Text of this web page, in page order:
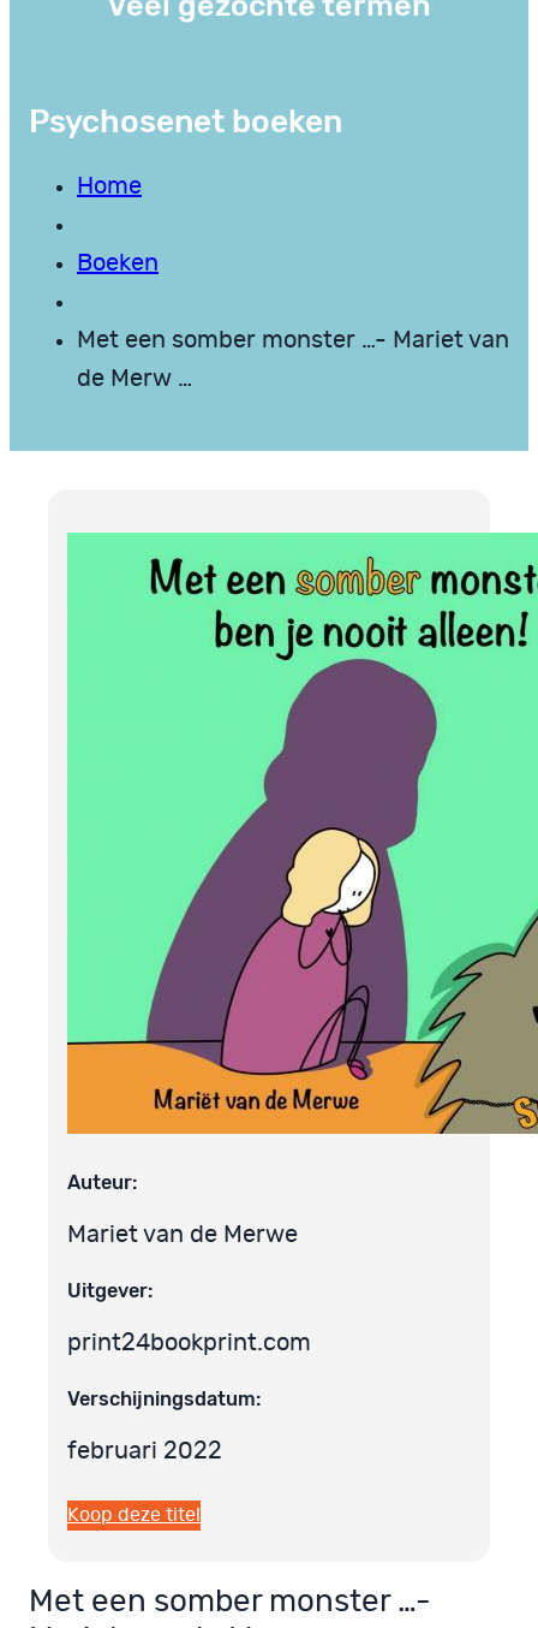
Psychosenet boeken
Home
Boeken
Met een somber monster …- Mariet van
de Merw …
Auteur:
Mariet van de Merwe
Uitgever:
print24bookprint.com
Verschijningsdatum:
februari 2022
Koop deze titel
Met een somber monster …-